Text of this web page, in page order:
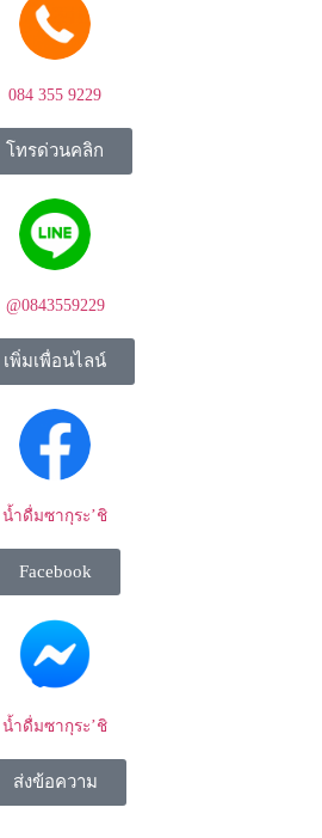
084 355 9229
โทรด่วนคลิก
@0843559229
เพิ่มเพื่อนไลน์
น้ำดื่มซากุระ’ชิ
Facebook
น้ำดื่มซากุระ’ชิ
ส่งข้อความ